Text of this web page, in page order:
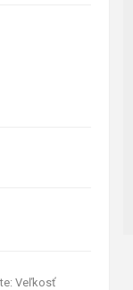
Veľkosť